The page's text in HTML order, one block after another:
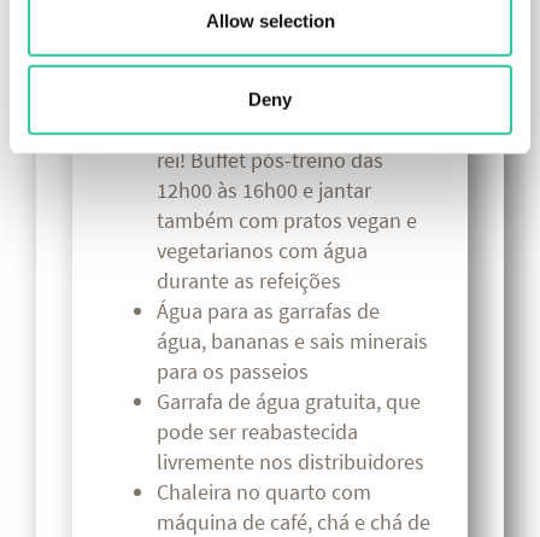
Allow selection
Deny
desportistas (excursões de
aldeias típicas da Romagna,
etc.) e programas infantis
Pequeno-almoço como um
rei! Buffet pós-treino das
12h00 às 16h00 e jantar
também com pratos vegan e
vegetarianos com água
durante as refeições
Água para as garrafas de
água, bananas e sais minerais
para os passeios
Garrafa de água gratuita, que
pode ser reabastecida
livremente nos distribuidores
Chaleira no quarto com
máquina de café, chá e chá de